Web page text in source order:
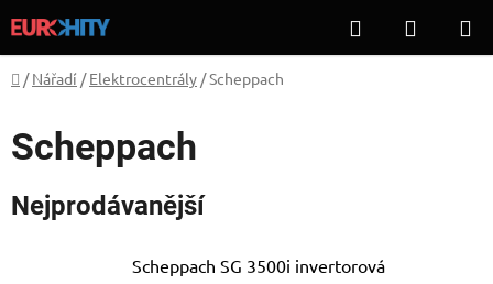
na
obsah
Hledat
KOŠÍK
Domů
/ Nářadí / Elektrocentrály /Scheppach
Scheppach
Nejprodávanější
Scheppach SG 3500i invertorová